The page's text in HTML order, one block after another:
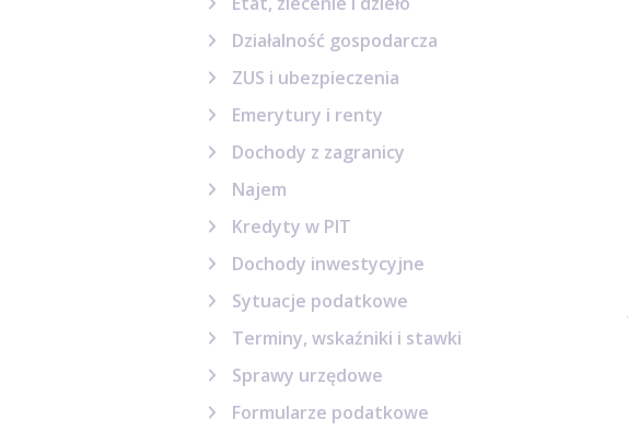
Działalność gospodarcza
ZUS i ubezpieczenia
Emerytury i renty
Dochody z zagranicy
Najem
Kredyty w PIT
Dochody inwestycyjne
Sytuacje podatkowe
Terminy, wskaźniki i stawki
Sprawy urzędowe
Formularze podatkowe